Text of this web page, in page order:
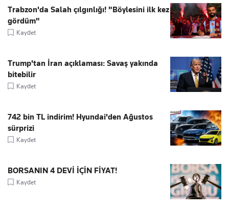
Trabzon'da Salah çılgınlığı! "Böylesini ilk kez
gördüm"
Kaydet
Trump'tan İran açıklaması: Savaş yakında
bitebilir
Kaydet
742 bin TL indirim! Hyundai'den Ağustos
sürprizi
Kaydet
BORSANIN 4 DEVİ İÇİN FİYAT!
Kaydet